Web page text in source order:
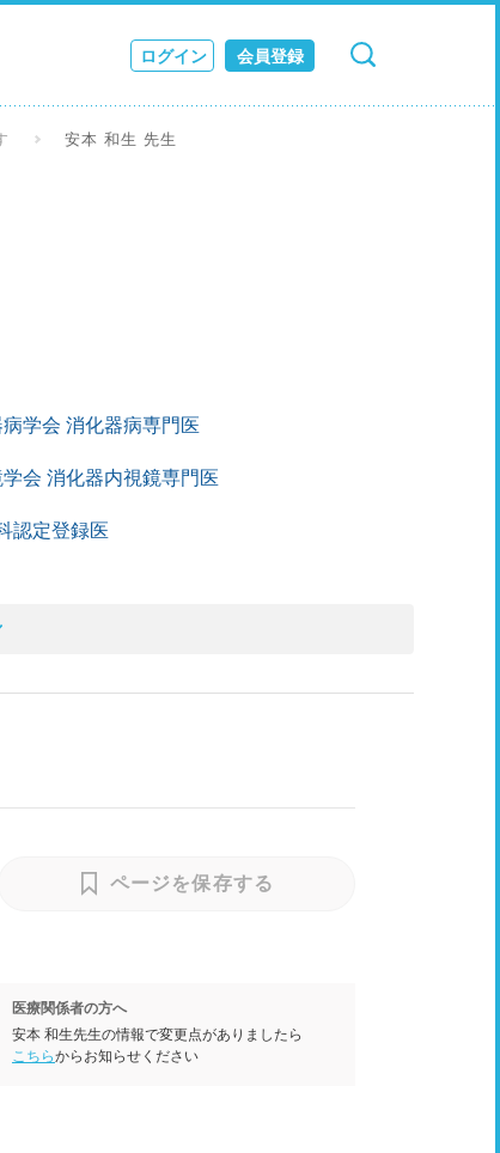
ログイン 会員登録
検索 キャンセル
安本 和生 先生
病学会 消化器病専門医
会 消化器内視鏡専門医
認定登録医
ページを保存する
医療関係者の方へ
安本 和生先生の情報で変更点がありましたら
こちらからお知らせください